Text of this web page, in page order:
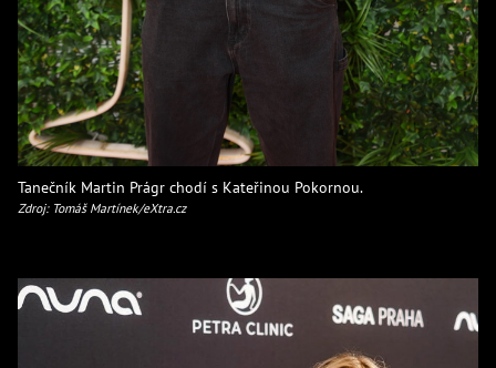
Tanečník Martin Prágr chodí s Kateřinou Pokornou.
Zdroj: Tomáš Martínek/eXtra.cz